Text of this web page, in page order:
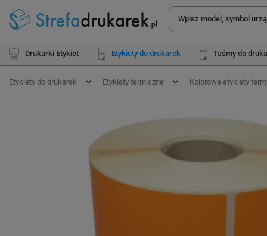
Drukarki Etykiet Etykiety do drukarek Taśmy do
Etykiety do drukarek Etykiety termiczne Kolorowe etykiety